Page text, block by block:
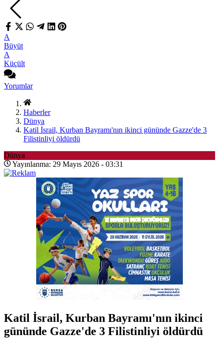
A
Büyüt
A
Küçült
Yorumlar
Haberler
Dünya
Katil İsrail, Kurban Bayramı'nın ikinci gününde Gazze'de 3
Filistinliyi öldürdü
Dünya
Yayınlanma: 29 Mayıs 2026 - 03:31
Katil İsrail, Kurban Bayramı'nın ikinci
gününde Gazze'de 3 Filistinliyi öldürdü